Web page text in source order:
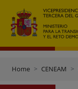
Home CENEAM